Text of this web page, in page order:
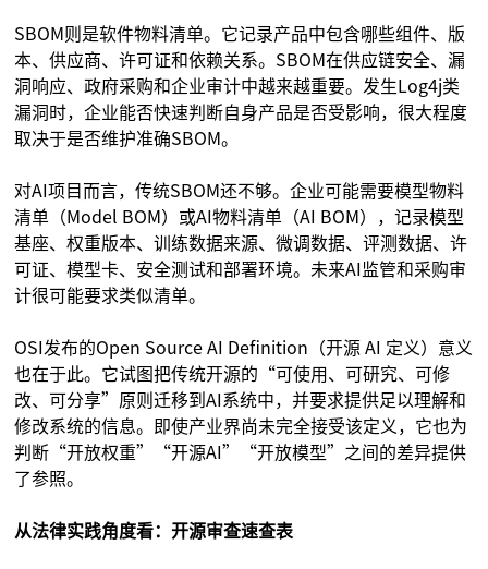
SBOM则是软件物料清单。它记录产品中包含哪些组件、版
本、供应商、许可证和依赖关系。SBOM在供应链安全、漏
洞响应、政府采购和企业审计中越来越重要。发生Log4j类
漏洞时，企业能否快速判断自身产品是否受影响，很大程度
取决于是否维护准确SBOM。
对AI项目而言，传统SBOM还不够。企业可能需要模型物料
清单（Model BOM）或AI物料清单（AI BOM），记录模型
基座、权重版本、训练数据来源、微调数据、评测数据、许
可证、模型卡、安全测试和部署环境。未来AI监管和采购审
计很可能要求类似清单。
OSI发布的Open Source AI Definition（开源 AI 定义）意义
也在于此。它试图把传统开源的“可使用、可研究、可修
改、可分享”原则迁移到AI系统中，并要求提供足以理解和
修改系统的信息。即使产业界尚未完全接受该定义，它也为
判断“开放权重”“开源AI”“开放模型”之间的差异提供
了参照。
从法律实践角度看：开源审查速查表